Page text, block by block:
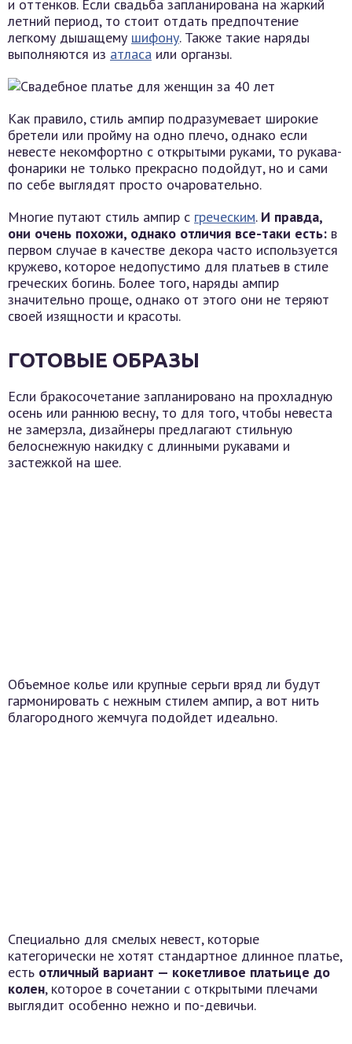
и оттенков. Если свадьба запланирована на жаркий
летний период, то стоит отдать предпочтение
легкому дышащему шифону. Также такие наряды
выполняются из атласа или органзы.
Как правило, стиль ампир подразумевает широкие
бретели или пройму на одно плечо, однако если
невесте некомфортно с открытыми руками, то рукава-
фонарики не только прекрасно подойдут, но и сами
по себе выглядят просто очаровательно.
Многие путают стиль ампир с греческим. И правда,
они очень похожи, однако отличия все-таки есть: в
первом случае в качестве декора часто используется
кружево, которое недопустимо для платьев в стиле
греческих богинь. Более того, наряды ампир
значительно проще, однако от этого они не теряют
своей изящности и красоты.
ГОТОВЫЕ ОБРАЗЫ
Если бракосочетание запланировано на прохладную
осень или раннюю весну, то для того, чтобы невеста
не замерзла, дизайнеры предлагают стильную
белоснежную накидку с длинными рукавами и
застежкой на шее.
Объемное колье или крупные серьги вряд ли будут
гармонировать с нежным стилем ампир, а вот нить
благородного жемчуга подойдет идеально.
Специально для смелых невест, которые
категорически не хотят стандартное длинное платье,
есть отличный вариант — кокетливое платьице до
колен, которое в сочетании с открытыми плечами
выглядит особенно нежно и по-девичьи.